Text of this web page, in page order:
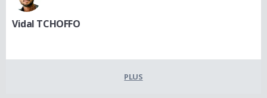
Vidal TCHOFFO
PLUS